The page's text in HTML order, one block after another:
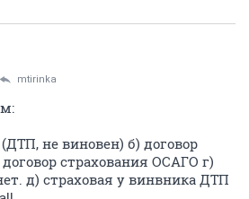
mtirinka
не виновен) б) договор
страхования ОСАГО г)
д) страховая у винвника ДТП